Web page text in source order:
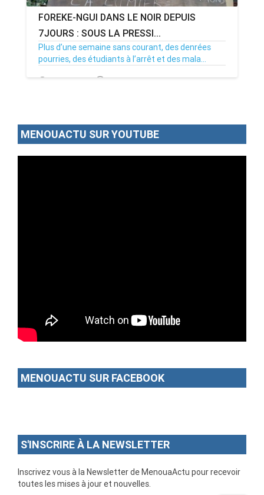
FOREKE-NGUI DANS LE NOIR DEPUIS
7JOURS : SOUS LA PRESSI...
Plus d’une semaine sans courant, des denrées
pourries, des étudiants à l’arrêt et des mala...
02/07/26 Par MenouActu 0
MENOUACTU SUR YOUTUBE
MENOUACTU SUR FACEBOOK
S'INSCRIRE À LA NEWSLETTER
Inscrivez vous à la Newsletter de MenouaActu pour recevoir
toutes les mises à jour et nouvelles.